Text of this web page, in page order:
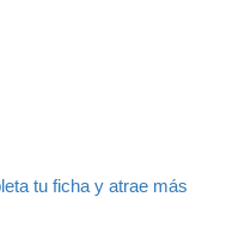
tu ficha y atrae más